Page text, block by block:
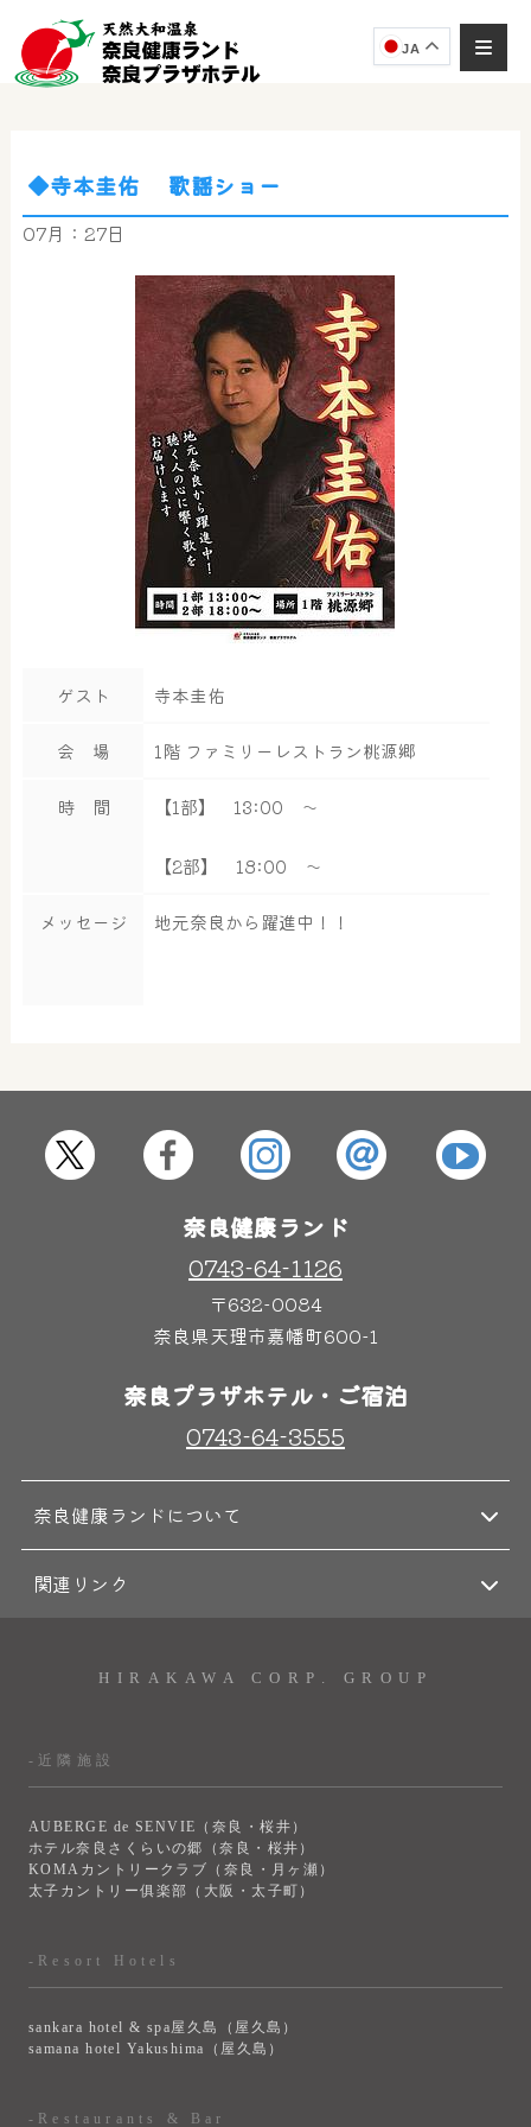
JA
奈良わんぱくランド
その他施設 ご宿泊
◆寺本圭佑 歌謡ショー
07月：27日
ゲスト 寺本圭佑
会 場 1階 ファミリーレストラン桃源郷
時 間 【1部】 13:00 ～
【2部】 18:00 ～
メッセージ 地元奈良から躍進中！！
奈良健康ランド
0743-64-1126
〒632-0084
奈良県天理市嘉幡町600-1
奈良プラザホテル・ご宿泊
0743-64-3555
奈良健康ランドについて
関連リンク
HIRAKAWA CORP. GROUP
-近隣施設
AUBERGE de SENVIE（奈良・桜井）
ホテル奈良さくらいの郷（奈良・桜井）
KOMAカントリークラブ（奈良・月ヶ瀬）
太子カントリー俱楽部（大阪・太子町）
-Resort Hotels
sankara hotel & spa屋久島（屋久島）
samana hotel Yakushima（屋久島）
-Restaurants & Bar
奈良健康ランド AIコンシェルジュです。
ご質問をお伺いします。